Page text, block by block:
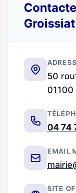
50
01100
04 74
EMAIL
SITE